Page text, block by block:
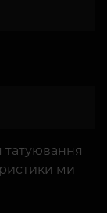
татуювання
ми